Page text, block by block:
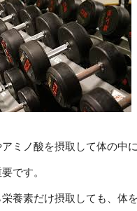
ミノ酸を摂取して体の中
です。
養素だけ摂取しても、体